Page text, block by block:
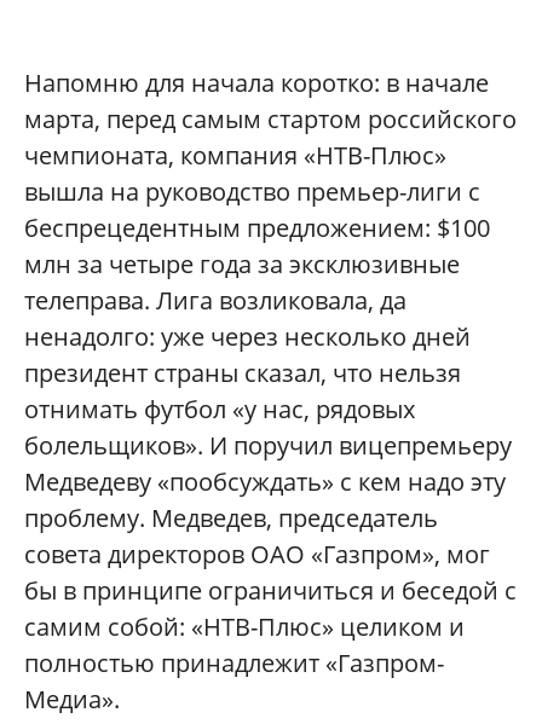
Напомню для начала коротко: в начале
марта, перед самым стартом российского
чемпионата, компания «НТВ-Плюс»
вышла на руководство премьер-лиги с
беспрецедентным предложением: $100
млн за четыре года за эксклюзивные
телеправа. Лига возликовала, да
ненадолго: уже через несколько дней
президент страны сказал, что нельзя
отнимать футбол «у нас, рядовых
болельщиков». И поручил вицепремьеру
Медведеву «пообсуждать» с кем надо эту
проблему. Медведев, председатель
совета директоров ОАО «Газпром», мог
бы в принципе ограничиться и беседой с
самим собой: «НТВ-Плюс» целиком и
полностью принадлежит «Газпром-
Медиа».